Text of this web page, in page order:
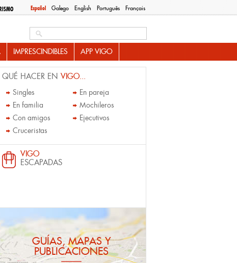
Español Galego English Português Français
IMPRESCINDIBLES APP VIGO
QUÉ HACER EN VIGO...
Singles
En pareja
En familia
Mochileros
Con amigos
Ejecutivos
Cruceristas
VIGO
ESCAPADAS
GUÍAS, MAPAS Y
PUBLICACIONES